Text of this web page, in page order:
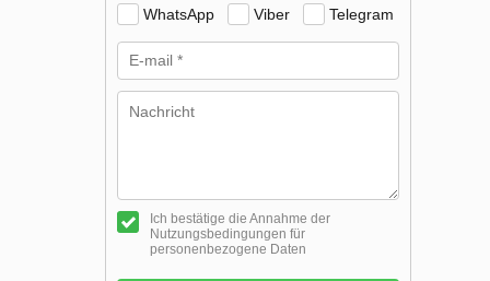
WhatsApp Viber Telegram
Ich bestätige die Annahme der
Nutzungsbedingungen für
personenbezogene Daten